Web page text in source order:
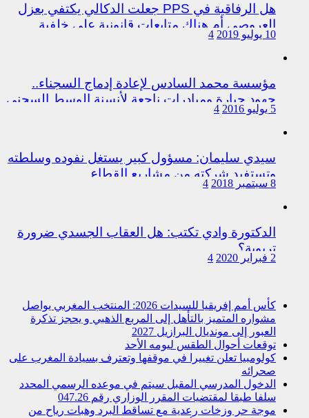
هل الرفاقية في PPS جعلت الدكالي يكتفي بعزل
العروصي أم هناك متابعات قانونية على خلفية
اختلالات التسيير بمندوبية سيدي سليمان
10 يوليو 2019 4
مؤسسة محمد السادس لإعادة إدماج السجناء..
جهود جبارة ومبادرات ناجعة لأنسنة الوسط السجني
5 يوليو 2016 4
سيدي سليمان: مسؤول كبير يستغل نفوده وسلطته
وتستفيد شركته من مشاريع القطاع
8 سبتمبر 2018 4
الدكتورة وادي تكتب: هل العقاب الجسدي ضرورة
تربوية؟
2 فبراير 2020 4
كأس أمم إفريقيا للسيدات 2026: المنتخب المغربي يواصل
مشواره المتميز بالتأهل إلى المربع الذهبي و يحجز تذكرة
العبور إلى مونديال البرازيل 2027
توقعات أحوال الطقس ليومه الأحد
كولومبيا تعلن تغييرا في موقفها وتعترف بسيادة المغرب على
صحرائه
الدخول المدرسي المقبل سیتم في موعده الرسمي المحدد
سلفا طبقا لمقتضیات المقرر الوزاري رقم 047.26
موجة حر وزخات رعدية مع تساقط البرد وهبات رياح من